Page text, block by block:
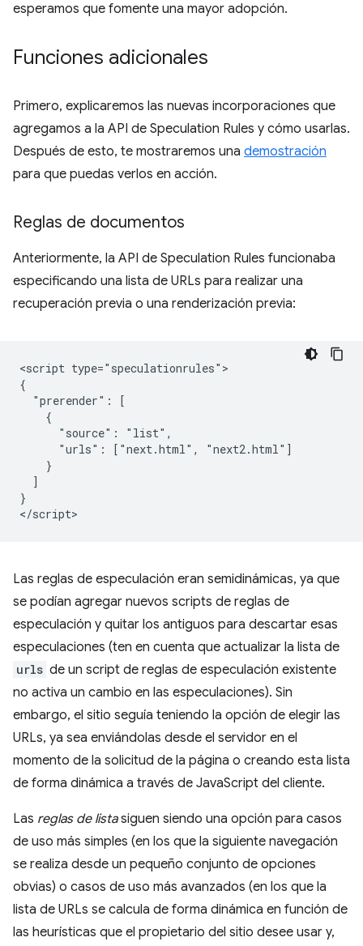
esperamos que fomente una mayor adopción.
Funciones adicionales
Primero, explicaremos las nuevas incorporaciones que
agregamos a la API de Speculation Rules y cómo usarlas.
Después de esto, te mostraremos una demostración
para que puedas verlos en acción.
Reglas de documentos
Anteriormente, la API de Speculation Rules funcionaba
especificando una lista de URLs para realizar una
recuperación previa o una renderización previa:
<script type="speculationrules">
{
  "prerender": [
    {
      "source": "list",
      "urls": ["next.html", "next2.html"]
    }
  ]
}
Las reglas de especulación eran semidinámicas, ya que
se podían agregar nuevos scripts de reglas de
especulación y quitar los antiguos para descartar esas
especulaciones (ten en cuenta que actualizar la lista de
urls de un script de reglas de especulación existente
no activa un cambio en las especulaciones). Sin
embargo, el sitio seguía teniendo la opción de elegir las
URLs, ya sea enviándolas desde el servidor en el
momento de la solicitud de la página o creando esta lista
de forma dinámica a través de JavaScript del cliente.
Las reglas de listasiguen siendo una opción para casos
de uso más simples (en los que la siguiente navegación
se realiza desde un pequeño conjunto de opciones
obvias) o casos de uso más avanzados (en los que la
lista de URLs se calcula de forma dinámica en función de
las heurísticas que el propietario del sitio desee usar y,